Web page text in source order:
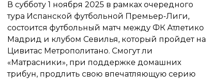
В субботу 1 ноября 2025 в рамках очередного
тура Испанской футбольной Премьер-Лиги,
состоится футбольный матч между ФК Атлетико
Мадрид и клубом Севилья, который пройдет на
Цивитас Метрополитано. Смогут ли
«Матрасники», при поддержке домашних
трибун, продлить свою впечатляющую серию